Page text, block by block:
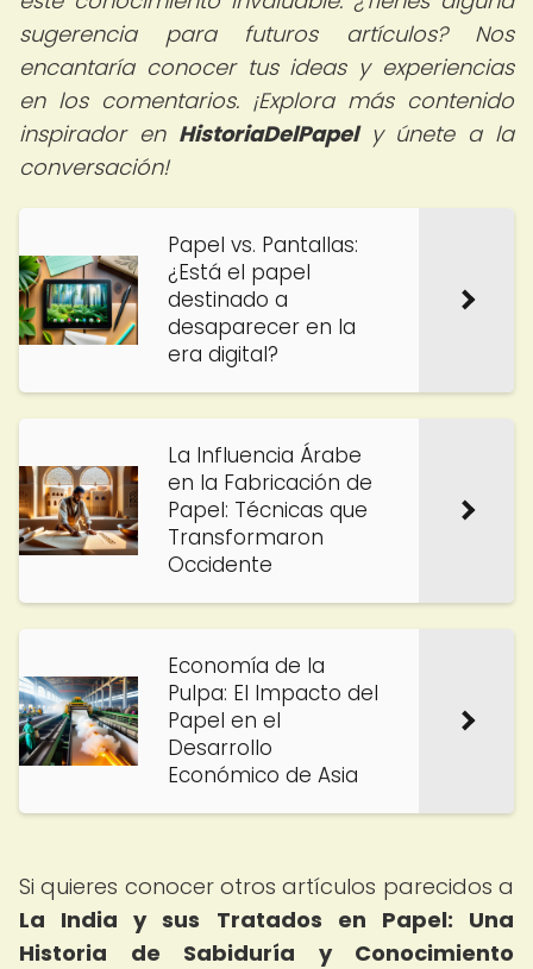
sugerencia para futuros artículos? Nos
encantaría conocer tus ideas y experiencias
en los comentarios. ¡Explora más contenido
inspirador en HistoriaDelPapely únete a la
conversación!
Papel vs. Pantallas:
¿Está el papel
destinado a
desaparecer en la
era digital?
La Influencia Árabe
en la Fabricación de
Papel: Técnicas que
Transformaron
Occidente
Economía de la
Pulpa: El Impacto del
Papel en el
Desarrollo
Económico de Asia
Si quieres conocer otros artículos parecidos a
La India y sus Tratados en Papel: Una
Historia de Sabiduría y Conocimiento